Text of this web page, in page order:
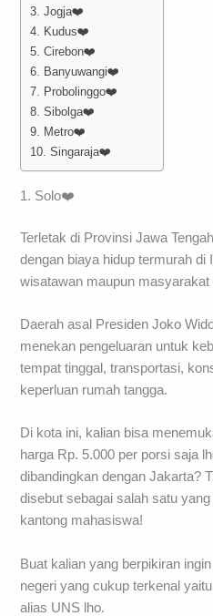
3. Jogja❤️
4. Kudus❤️
5. Cirebon❤️
6. Banyuwangi❤️
7. Probolinggo❤️
8. Sibolga❤️
9. Metro❤️
10. Singaraja❤️
1. Solo❤️
Terletak di Provinsi Jawa
dengan biaya hidup termurah di
wisatawan maupun masyarakat
Daerah asal Presiden Joko
menekan pengeluaran untuk
tempat tinggal, transportasi,
keperluan rumah tangga.
Di kota ini, kalian bisa
harga Rp. 5.000 per porsi saja
dibandingkan dengan Jakarta?
disebut sebagai salah satu
kantong mahasiswa!
Buat kalian yang berpikiran
negeri yang cukup terkenal
alias UNS lho.